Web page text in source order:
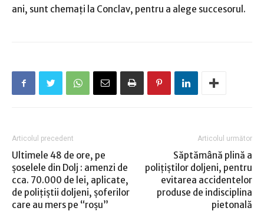
ani, sunt chemaţi la Conclav, pentru a alege succesorul.
Articolul precedent
Ultimele 48 de ore, pe
şoselele din Dolj : amenzi de
cca. 70.000 de lei, aplicate,
de poliţiştii doljeni, şoferilor
care au mers pe “roşu”
Articolul următor
Săptămână plină a
poliţiştilor doljeni, pentru
evitarea accidentelor
produse de indisciplina
pietonală